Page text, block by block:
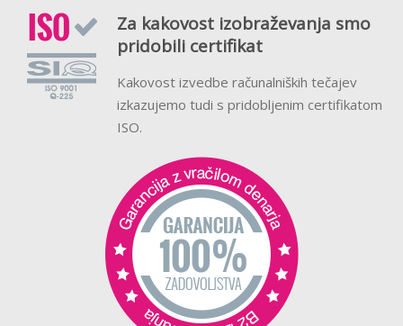
Za kakovost izobraževanja smo
pridobili certifikat
Kakovost izvedbe računalniških tečajev
izkazujemo tudi s pridobljenim certifikatom
ISO.